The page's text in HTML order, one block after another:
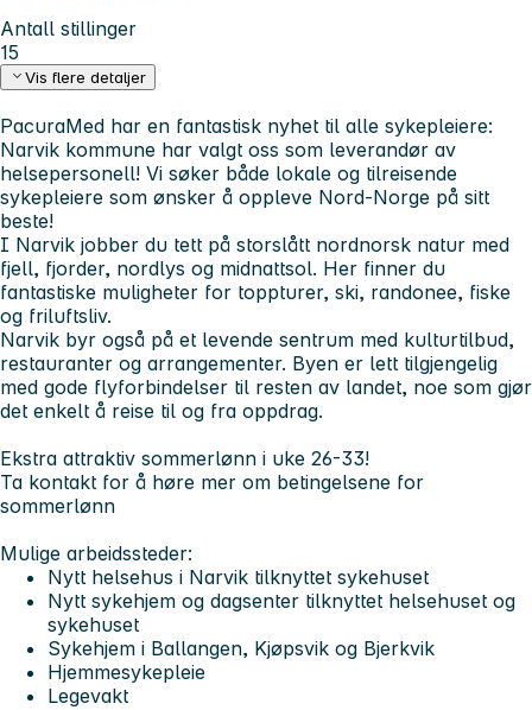
Antall stillinger
15
Vis flere detaljer
PacuraMed har en fantastisk nyhet til alle sykepleiere:
Narvik kommune har valgt oss som leverandør av
helsepersonell! Vi søker både lokale og tilreisende
sykepleiere som ønsker å oppleve Nord-Norge på sitt
beste!
I Narvik jobber du tett på storslått nordnorsk natur med
fjell, fjorder, nordlys og midnattsol. Her finner du
fantastiske muligheter for toppturer, ski, randonee, fiske
og friluftsliv.
Narvik byr også på et levende sentrum med kulturtilbud,
restauranter og arrangementer. Byen er lett tilgjengelig
med gode flyforbindelser til resten av landet, noe som gjør
det enkelt å reise til og fra oppdrag.
Ekstra attraktiv sommerlønn i uke 26-33!
Ta kontakt for å høre mer om betingelsene for
sommerlønn
Mulige arbeidssteder:
Nytt helsehus i Narvik tilknyttet sykehuset
Nytt sykehjem og dagsenter tilknyttet helsehuset og
sykehuset
Sykehjem i Ballangen, Kjøpsvik og Bjerkvik
Hjemmesykepleie
Legevakt